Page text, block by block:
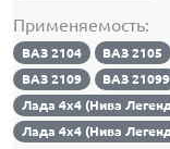
Применяемость:
ВАЗ 2104 ВАЗ 2105
ВАЗ 2109
ВАЗ 21099
Лада 4х4 (Нива
Лада 4х4 (Нива